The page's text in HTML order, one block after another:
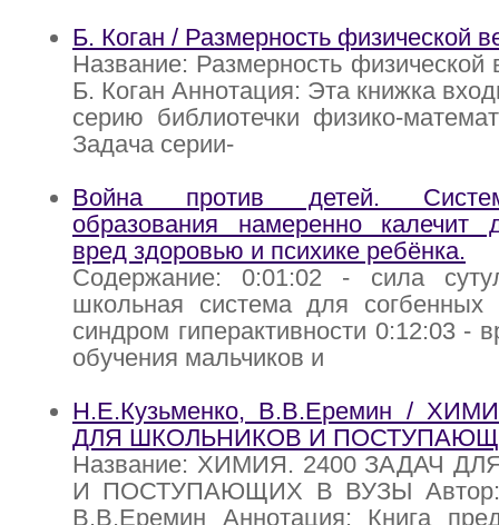
Б. Коган / Размерность физической
Название: Размерность физической
Б. Коган Аннотация: Эта книжка
серию библиотечки физико-
Задача серии-
Война против детей.
образования намеренно калечит
вред здоровью и психике ребёнка.
Содержание: 0:01:02 - сила
школьная система для
синдром гиперактивности 0:12:03 -
обучения мальчиков и
Н.Е.Кузьменко, В.В.Еремин /
ДЛЯ ШКОЛЬНИКОВ И
Название: ХИМИЯ. 2400 ЗАДАЧ
И ПОСТУПАЮЩИХ В ВУЗЫ Автор:
В.В.Еремин Аннотация: Книга